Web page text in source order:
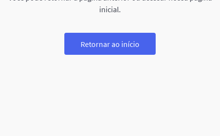
inicial.
Retornar ao início